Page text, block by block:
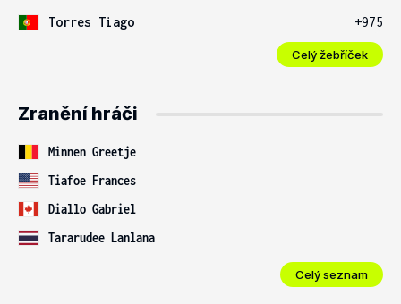
Torres Tiago
+975
Celý žebříček
Zranění hráči
Minnen Greetje
Tiafoe Frances
Diallo Gabriel
Tararudee Lanlana
Celý seznam